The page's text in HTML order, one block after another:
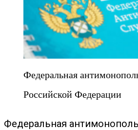
Федеральная
Российской Федерации
Федеральная